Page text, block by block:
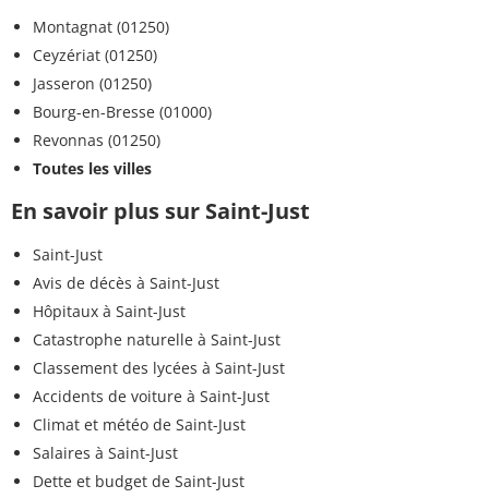
Montagnat (01250)
Ceyzériat (01250)
Jasseron (01250)
Bourg-en-Bresse (01000)
Revonnas (01250)
Toutes les villes
En savoir plus sur Saint-Just
Saint-Just
Avis de décès à Saint-Just
Hôpitaux à Saint-Just
Catastrophe naturelle à Saint-Just
Classement des lycées à Saint-Just
Accidents de voiture à Saint-Just
Climat et météo de Saint-Just
Salaires à Saint-Just
Dette et budget de Saint-Just